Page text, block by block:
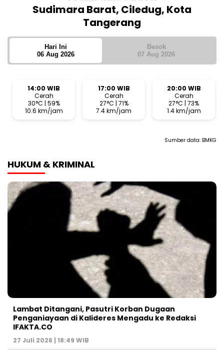
Sudimara Barat, Ciledug, Kota
Tangerang
Hari Ini
06 Aug 2026
Besok
07 Aug 2026
14:00 WIB
Cerah
30°C | 59%
10.6 km/jam
17:00 WIB
Cerah
27°C | 71%
7.4 km/jam
20:00 WIB
Cerah
27°C | 73%
1.4 km/jam
Sumber data: BMKG
HUKUM & KRIMINAL
Lambat Ditangani, Pasutri Korban Dugaan
Penganiayaan di Kalideres Mengadu ke Redaksi
IFAKTA.CO
27 Juli 2026 | 18:49 WIB